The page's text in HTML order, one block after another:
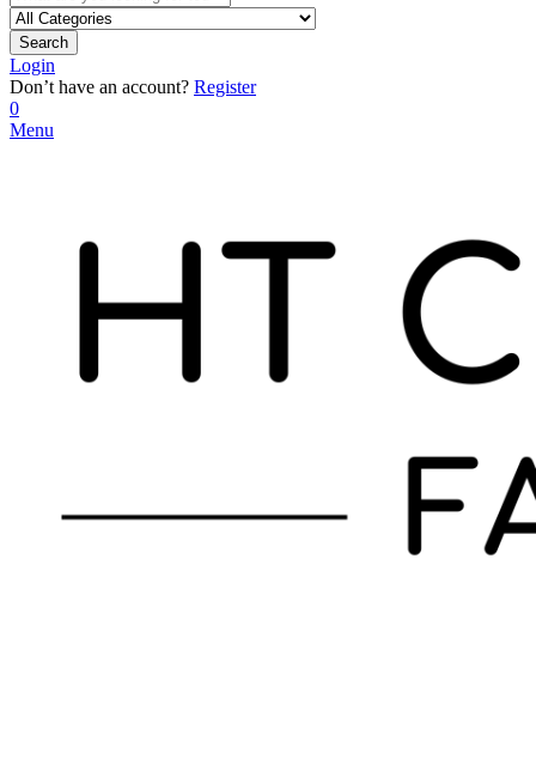
Search
Login
Don’t have an account? Register
0
Menu